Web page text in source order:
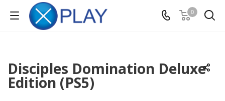
0
Disciples Domination Deluxe
Edition (PS5)